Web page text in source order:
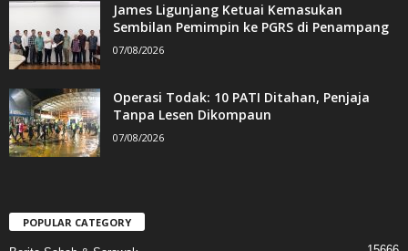
James Ligunjang Ketuai Kemasukan
Sembilan Pemimpin ke PGRS di Penampang
07/08/2026
Operasi Todak: 10 PATI Ditahan, Penjaja
Tanpa Lesen Dikompaun
07/08/2026
POPULAR CATEGORY